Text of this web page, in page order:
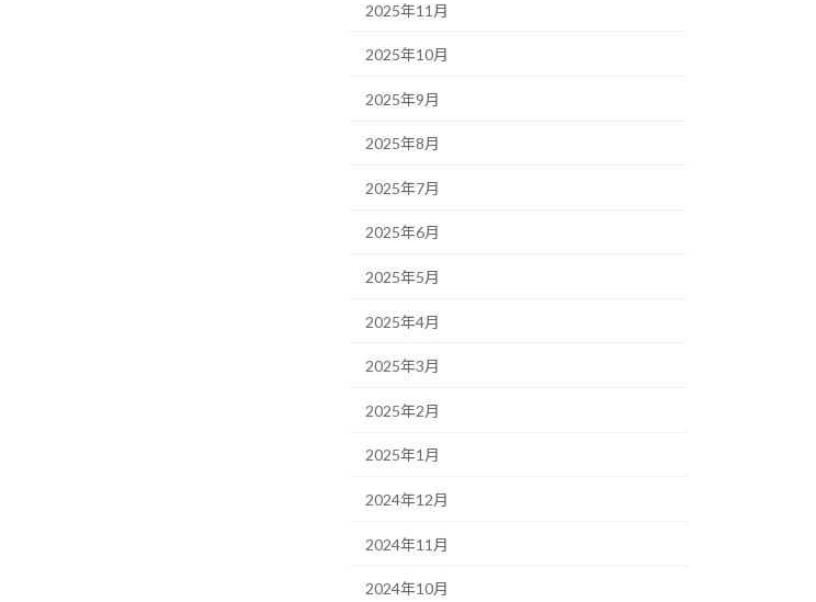
2025年11月
2025年10月
2025年9月
2025年8月
2025年7月
2025年6月
2025年5月
2025年4月
2025年3月
2025年2月
2025年1月
2024年12月
2024年11月
2024年10月